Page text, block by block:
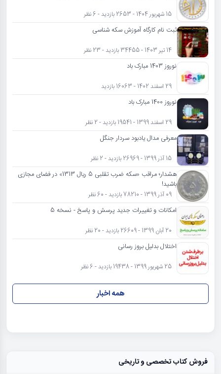
15 شهریور 1404 - 2653 بازدید - 6 نظر
ثبت نام کارگاه آموزش سکه شناسی
14 تیر 1403 - 34455 بازدید - 23 نظر
نوروز 1403 مبارک باد
29 اسفند 1402 - 16063 بازدید
نوروز 1400 مبارک باد
29 اسفند 1399 - 19541 بازدید - 2 نظر
معرفی مدال یادبود سردار جنگل
15 آذر 1399 - 26969 بازدید - 2 نظر
هشدار؛ مراقب «سکه ضرب تقلبی 5 ریال 1313» در فضای مجازی
باشید!
09 آذر 1399 - 78210 بازدید - 60 نظر
امکانات و تغییرات جدید پرسش و پاسخ - نسخه 5
20 آبان 1399 - 26609 بازدید - 20 نظر
اختلال بدلیل بروز رسانی
25 شهریور 1399 - 19438 بازدید - 6 نظر
همه اخبار
فروش کتاب تخصصی و تاریخی